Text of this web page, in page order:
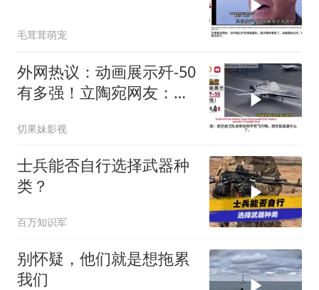
毛茸茸萌宠
外网热议：动画展示歼-50
有多强！立陶宛网友：花
切果妹影视
士兵能否自行选择武器种
类？
百万知识军
别怀疑，他们就是想拖累
我们